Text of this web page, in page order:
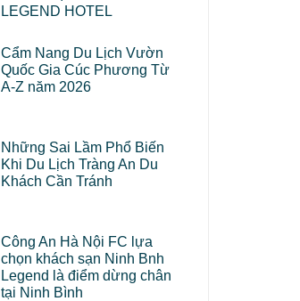
LEGEND HOTEL
Cẩm Nang Du Lịch Vườn
Quốc Gia Cúc Phương Từ
A-Z năm 2026
Những Sai Lầm Phổ Biến
Khi Du Lịch Tràng An Du
Khách Cần Tránh
Công An Hà Nội FC lựa
chọn khách sạn Ninh Bnh
Legend là điểm dừng chân
tại Ninh Bình